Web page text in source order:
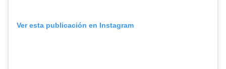
Ver esta publicación en Instagram